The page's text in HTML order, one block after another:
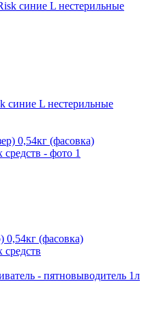
синие L нестерильные
0,54кг (фасовка)